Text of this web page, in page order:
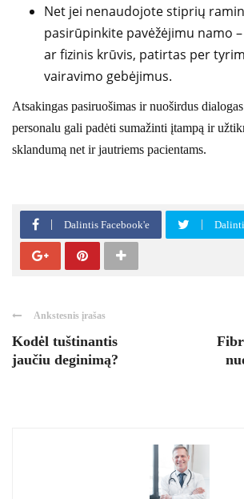
Net jei nenaudojote stiprių
pasirūpinkite pavėžėjimu namo
ar fizinis krūvis, patirtas per
vairavimo gebėjimus.
Atsakingas pasiruošimas ir nuoširdus
personalu gali padėti sumažinti įtampą ir
sklandumą net ir jautriems pacientams.
Dalintis Facebook'e
Ankstesnis įrašas
Kodėl tuštinantis
jaučiu deginimą?